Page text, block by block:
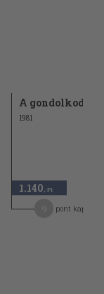
A gondolkodás
1981
1.140 ,-Ft
pont kapható